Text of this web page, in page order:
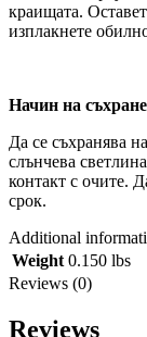
краищата.
изплакнете
Начин на
Да се съхранява
слънчева
контакт с очите.
срок.
Additional
Weight 0.150 lbs
Reviews (0)
Reviews